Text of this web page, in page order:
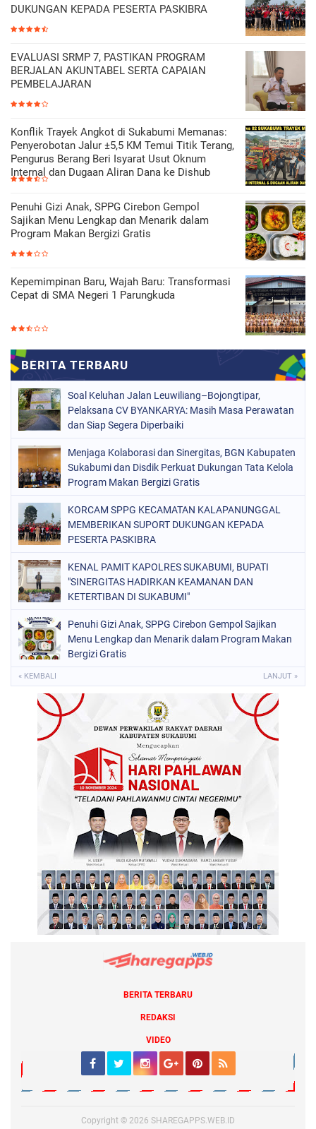
DUKUNGAN KEPADA PESERTA PASKIBRA
EVALUASI SRMP 7, PASTIKAN PROGRAM
BERJALAN AKUNTABEL SERTA CAPAIAN
PEMBELAJARAN
Konflik Trayek Angkot di Sukabumi Memanas:
Penyerobotan Jalur ±5,5 KM Temui Titik Terang,
Pengurus Berang Beri Isyarat Usut Oknum
Internal dan Dugaan Aliran Dana ke Dishub
Penuhi Gizi Anak, SPPG Cirebon Gempol
Sajikan Menu Lengkap dan Menarik dalam
Program Makan Bergizi Gratis
Kepemimpinan Baru, Wajah Baru: Transformasi
Cepat di SMA Negeri 1 Parungkuda
Soal Keluhan Jalan Leuwiliang–Bojongtipar,
Pelaksana CV BYANKARYA: Masih Masa Perawatan
dan Siap Segera Diperbaiki
Menjaga Kolaborasi dan Sinergitas, BGN Kabupaten
Sukabumi dan Disdik Perkuat Dukungan Tata Kelola
Program Makan Bergizi Gratis
KORCAM SPPG KECAMATAN KALAPANUNGGAL
MEMBERIKAN SUPORT DUKUNGAN KEPADA
PESERTA PASKIBRA
KENAL PAMIT KAPOLRES SUKABUMI, BUPATI
"SINERGITAS HADIRKAN KEAMANAN DAN
KETERTIBAN DI SUKABUMI"
Penuhi Gizi Anak, SPPG Cirebon Gempol Sajikan
Menu Lengkap dan Menarik dalam Program Makan
Bergizi Gratis
« KEMBALI LANJUT »
BERITA TERBARU
REDAKSI
VIDEO
Copyright © 2026 SHAREGAPPS.WEB.ID